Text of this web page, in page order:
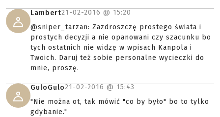
Lambert21-02-2016 @ 15:20
@sniper_tarzan: Zazdroszczę prostego świata i
prostych decyzji a nie opanowani czy szacunku bo
tych ostatnich nie widzę w wpisach Kanpola i
Twoich. Daruj też sobie personalne wycieczki do
mnie, proszę.
GuloGulo21-02-2016 @ 15:43
"Nie można ot, tak mówić "co by było" bo to tylko
gdybanie."